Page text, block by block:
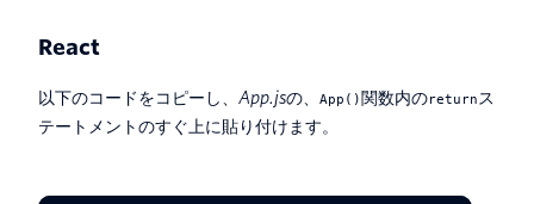
React
以下のコードをコピーし、 App.jsの、 App() 関数内のreturn ス
テートメントのすぐ上に貼り付けます。